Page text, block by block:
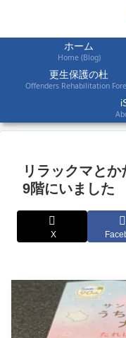
ホーム
Home (Blog)
更生保護の杜
Offenders Rehabilitation
リラックマと
9階にいました
X